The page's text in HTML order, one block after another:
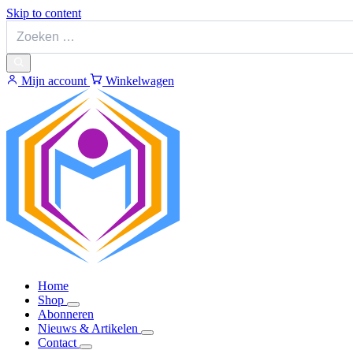
Skip to content
Mijn account Winkelwagen
Home
Shop
Abonneren
Nieuws & Artikelen
Contact